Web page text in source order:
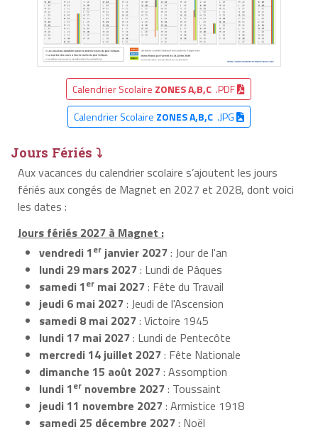
Calendrier Scolaire ZONES A,B,C .PDF
Calendrier Scolaire ZONES A,B,C.JPG
Jours Fériés ⤵
Aux vacances du calendrier scolaire s’ajoutent les jours
fériés aux congés de Magnet en 2027 et 2028, dont voici
les dates :
Jours fériés 2027 à Magnet :
vendredi 1er janvier 2027: Jour de l'an
lundi 29 mars 2027: Lundi de Pâques
samedi 1er mai 2027: Fête du Travail
jeudi 6 mai 2027: Jeudi de l'Ascension
samedi 8 mai 2027: Victoire 1945
lundi 17 mai 2027: Lundi de Pentecôte
mercredi 14 juillet 2027: Fête Nationale
dimanche 15 août 2027: Assomption
lundi 1er novembre 2027: Toussaint
jeudi 11 novembre 2027: Armistice 1918
samedi 25 décembre 2027: Noël